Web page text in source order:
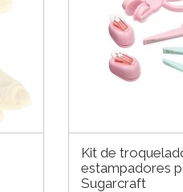
Kit de
estampadores
Sugarcraft